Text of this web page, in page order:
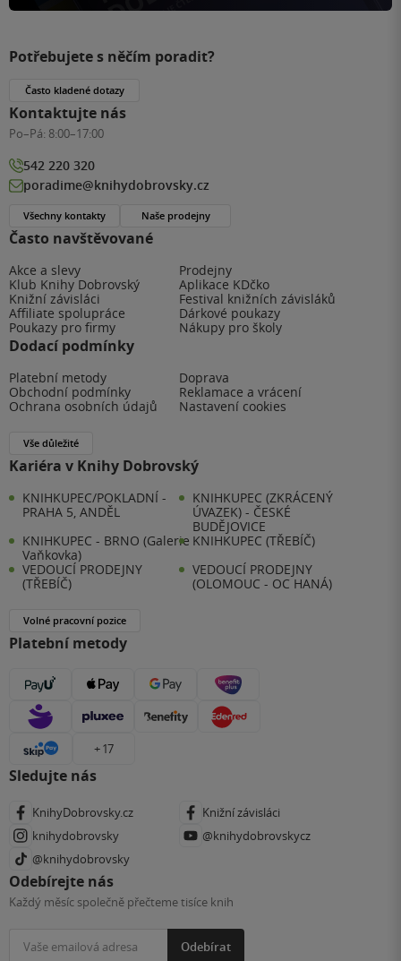
Často navštěvované
Akce a slevy
Prodejny
Klub Knihy Dobrovský
Aplikace KDčko
Knižní závisláci
Festival knižních závisláků
Affiliate spolupráce
Dárkové poukazy
Poukazy pro firmy
Nákupy pro školy
Dodací podmínky
Platební metody
Doprava
Obchodní podmínky
Reklamace a vrácení
Ochrana osobních údajů
Nastavení cookies
Vše důležité
Kariéra v Knihy Dobrovský
KNIHKUPEC/POKLADNÍ -
PRAHA 5, ANDĚL
KNIHKUPEC (ZKRÁCENÝ
ÚVAZEK) - ČESKÉ
BUDĚJOVICE
KNIHKUPEC - BRNO (Galerie
Vaňkovka)
KNIHKUPEC (TŘEBÍČ)
VEDOUCÍ PRODEJNY
(TŘEBÍČ)
VEDOUCÍ PRODEJNY
(OLOMOUC - OC HANÁ)
Volné pracovní pozice
Platební metody
+ 17
Sledujte nás
KnihyDobrovsky.cz
Knižní závisláci
knihydobrovsky
@knihydobrovskycz
@knihydobrovsky
Odebírejte nás
Každý měsíc společně přečteme tisíce knih
Odebírat
Potřebujete s něčím poradit?
Často kladené dotazy
Kontaktujte nás
Po–Pá: 8:00–17:00
542 220 320
poradime@knihydobrovsky.cz
Všechny kontakty Naše prodejny